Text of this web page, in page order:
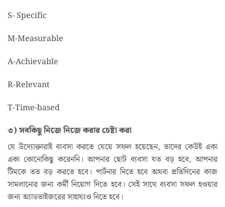
S- Specific
M-Measurable
A-Achievable
R-Relevant
T-Time-based
৩) সবকিছু নিজে নিজে করার চেষ্টা করা
যে উদ্যোক্তারাই ব্যবসা করতে যেয়ে সফল হয়েছেন, তাদের কেউই একা
একা কোনোকিছু করেননি। আপনার ছোট ব্যবসা যত বড় হবে, আপনার
টিমকে তত বড় করতে হবে। পার্টনার নিতে হবে অথবা প্রতিদিনের কাজ
সামলানোর জন্য কর্মী নিয়োগ দিতে হবে। সেই সাথে ব্যবসা সফল হওয়ার
জন্য অ্যাডভাইজরের সাহায্যও নিতে হবে।